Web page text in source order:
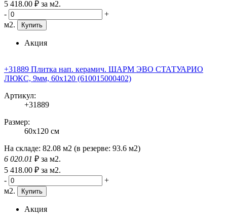
5 418.00 ₽ за м2.
-
+
м2.
Купить
Акция
+31889 Плитка нап. керамич. ШАРМ ЭВО СТАТУАРИО
ЛЮКС, 9мм, 60x120 (610015000402)
Артикул:
+31889
Размер:
60x120 см
На складе: 82.08 м2 (в резерве: 93.6 м2)
6 020.01 ₽ за м2.
5 418.00 ₽ за м2.
-
+
м2.
Купить
Акция